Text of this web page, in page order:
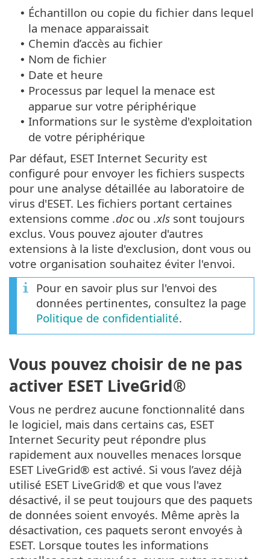
• Échantillon ou copie du fichier dans lequel
la menace apparaissait
• Chemin d’accès au fichier
• Nom de fichier
• Date et heure
• Processus par lequel la menace est
apparue sur votre périphérique
• Informations sur le système d'exploitation
de votre périphérique
Par défaut, ESET Internet Security est
configuré pour envoyer les fichiers suspects
pour une analyse détaillée au laboratoire de
virus d'ESET. Les fichiers portant certaines
extensions comme .docou .xls sont toujours
exclus. Vous pouvez ajouter d'autres
extensions à la liste d'exclusion, dont vous ou
votre organisation souhaitez éviter l'envoi.
Pour en savoir plus sur l'envoi des
données pertinentes, consultez la page
Politique de confidentialité.
Vous pouvez choisir de ne pas
activer ESET LiveGrid®
Vous ne perdrez aucune fonctionnalité dans
le logiciel, mais dans certains cas, ESET
Internet Security peut répondre plus
rapidement aux nouvelles menaces lorsque
ESET LiveGrid® est activé. Si vous l’avez déjà
utilisé ESET LiveGrid® et que vous l'avez
désactivé, il se peut toujours que des paquets
de données soient envoyés. Même après la
désactivation, ces paquets seront envoyés à
ESET. Lorsque toutes les informations